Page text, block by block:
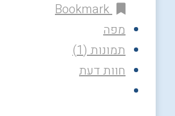
Bookmark
מפה
תמונות (1)
חוות דעת